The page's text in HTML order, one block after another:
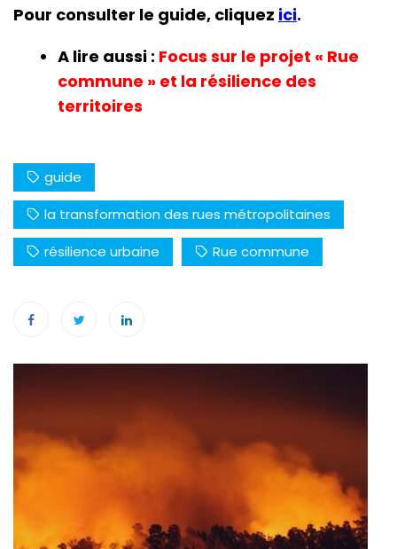
Pour consulter le guide, cliquez ici.
A lire aussi : Focus sur le projet « Rue
commune » et la résilience des
territoires
guide
la transformation des rues métropolitaines
résilience urbaine
Rue commune
Navigation
de
l’article